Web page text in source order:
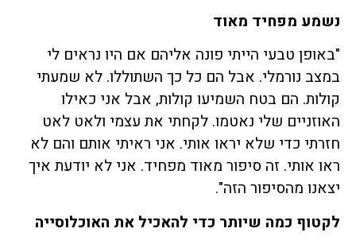
נשמע מפחיד מאוד
"באופן טבעי הייתי פונה אליהם אם היו נראים לי
במצב נורמלי. אבל הם כל כך השתוללו. לא שמעתי
קולות. הם בטח השמיעו קולות, אבל אני כאילו
האוזניים שלי נאטמו. לקחתי את עצמי ולאט לאט
חזרתי כדי שלא יראו אותי. אני ראיתי אותם והם לא
ראו אותי. זה סיפור מאוד מפחיד. אני לא יודעת איך
יצאנו מהסיפור הזה".
לקטוף כמה שיותר כדי להאכיל את האוכלוסייה